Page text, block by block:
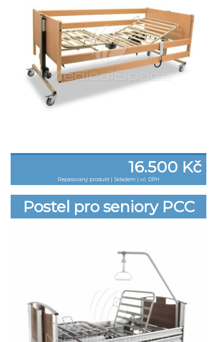
16.500 Kč
Repasovaný produkt | Skladem | vč. DPH
Postel pro seniory PCC